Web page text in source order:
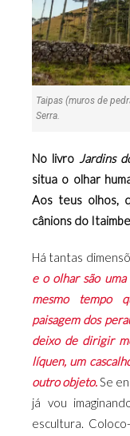
Taipas (muros de
Serra.
No livro Jardins
situa o olhar
Aos teus olhos,
cânions do
Há tantas
e o olhar são
mesmo tempo
paisagem dos
deixo de dirigir
líquen, um
outro objeto.Se
já vou
escultura.